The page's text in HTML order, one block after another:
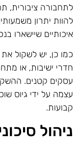
ציבורית,
יתרון
שיישארו
כן, יש לשקול את
ישיבות, או
קטנים.
על ידי גיוס